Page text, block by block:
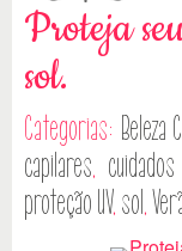
Proteja
sol.
Categorias: Beleza
capilares,
proteção UV, sol,